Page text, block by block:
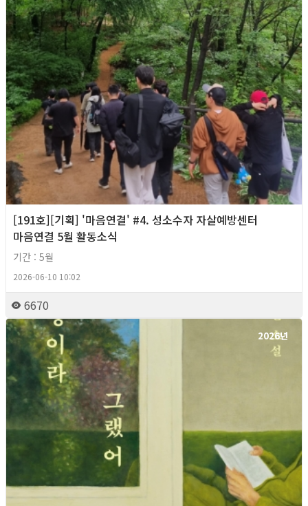
[191호][기획] '마음연결' #4. 성소수자 자살예방센터
마음연결 5월 활동소식
기간 : 5월
2026-06-10 10:02
6670
2026년